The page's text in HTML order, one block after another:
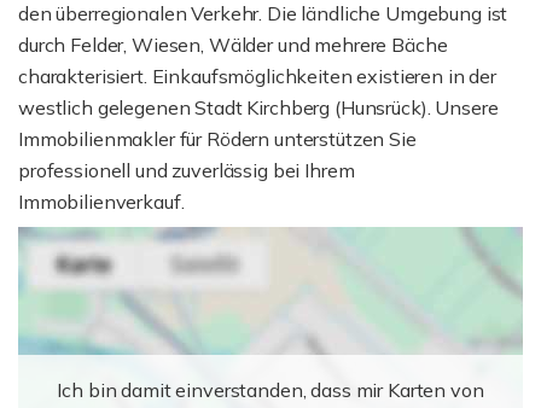
den überregionalen Verkehr. Die ländliche Umgebung ist
durch Felder, Wiesen, Wälder und mehrere Bäche
charakterisiert. Einkaufsmöglichkeiten existieren in der
westlich gelegenen Stadt Kirchberg (Hunsrück). Unsere
Immobilienmakler für Rödern unterstützen Sie
professionell und zuverlässig bei Ihrem
Immobilienverkauf.
Ich bin damit einverstanden, dass mir Karten von